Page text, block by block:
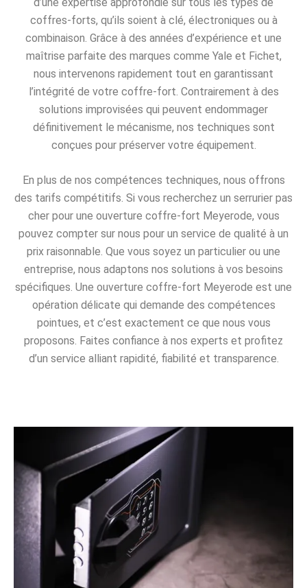
coffres-forts, qu’ils soient à clé, électroniques ou à
combinaison. Grâce à des années d’expérience et une
maîtrise parfaite des marques comme Yale et Fichet,
nous intervenons rapidement tout en garantissant
l’intégrité de votre coffre-fort. Contrairement à des
solutions improvisées qui peuvent endommager
définitivement le mécanisme, nos techniques sont
conçues pour préserver votre équipement.
En plus de nos compétences techniques, nous offrons
des tarifs compétitifs. Si vous recherchez un serrurier pas
cher pour une ouverture coffre-fort Meyerode, vous
pouvez compter sur nous pour un service de qualité à un
prix raisonnable. Que vous soyez un particulier ou une
entreprise, nous adaptons nos solutions à vos besoins
spécifiques. Une ouverture coffre-fort Meyerode est une
opération délicate qui demande des compétences
pointues, et c’est exactement ce que nous vous
proposons. Faites confiance à nos experts et profitez
d’un service alliant rapidité, fiabilité et transparence.